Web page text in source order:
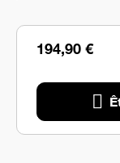
194,90 €